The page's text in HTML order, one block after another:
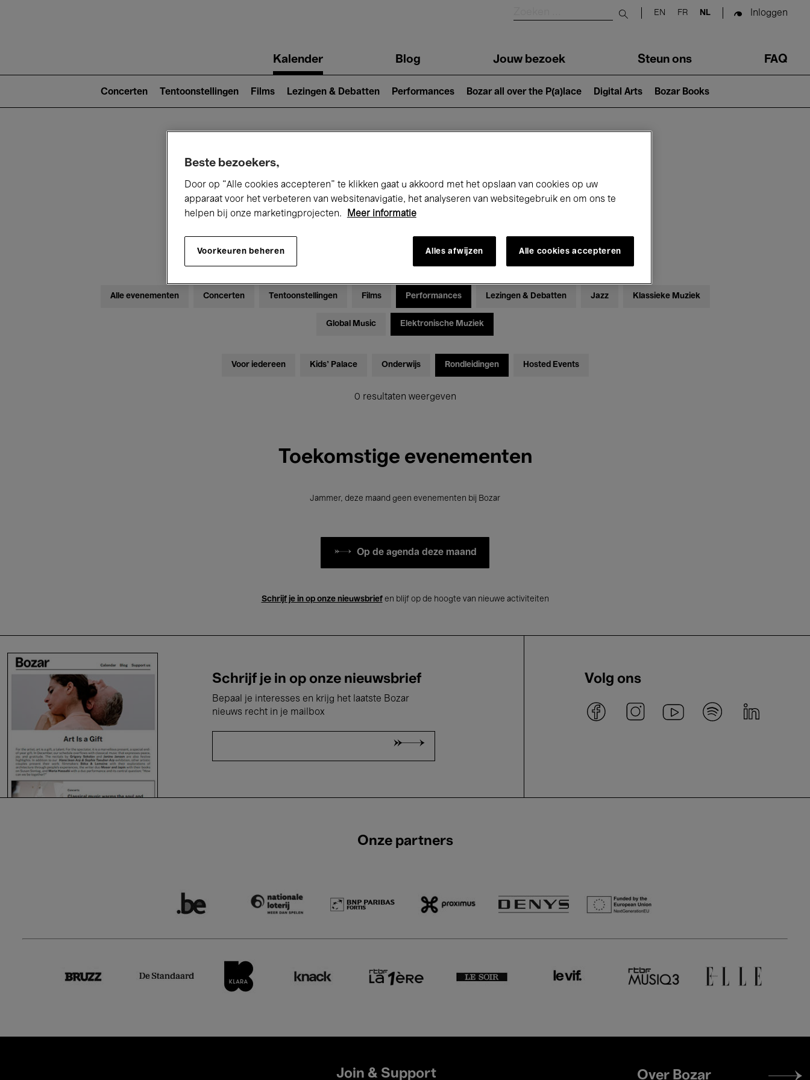
Submit search
EN FR NL Inloggen
navigationKalender Blog Jouw bezoek Steun ons FAQ
2)
Concerten Tentoonstellingen Films Lezingen & Debatten Performances Bozar all over the P(a)lace Digital Arts Bozar Books
Alle evenementen Concerten Tentoonstellingen Films Performances Lezingen & Debatten Jazz Klassieke Muziek
Global Music Elektronische Muziek
Voor iedereen Kids’ Palace Onderwijs Rondleidingen Hosted Events
0 resultaten weergeven
Toekomstige evenementen
Jammer, deze maand geen evenementen bij Bozar
Op de agenda deze maand
Schrijf je in op onze nieuwsbriefen blijf op de hoogte van nieuwe activiteiten
Schrijf je in op onze nieuwsbrief
Bepaal je interesses en krijg het laatste Bozar
nieuws recht in je mailbox
Volg ons
Onze partners
Join & Support
Footer
Over Bozar
Beste bezoekers,
Door op “Alle cookies accepteren” te klikken gaat u akkoord met het opslaan van cookies op uw
apparaat voor het verbeteren van websitenavigatie, het analyseren van websitegebruik en om ons te
helpen bij onze marketingprojecten.
Meer informatie
Voorkeuren beheren Alles afwijzen Alle cookies accepteren